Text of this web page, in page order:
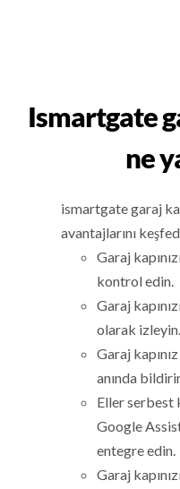
Ismartgate
ne
ismartgate garaj
avantajlarını
Garaj
kontrol edin.
Garaj
olarak izleyin.
Garaj
anında
Eller serbest
Google
entegre edin.
Garaj